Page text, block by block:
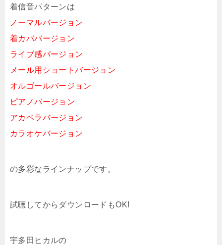
着信音パターンは
ノーマルバージョン
着カババージョン
ライブ感バージョン
メール用ショートバージョン
オルゴールバージョン
ピアノバージョン
アカペラバージョン
カラオケバージョン
の多彩なラインナップです。
試聴してからダウンロードもOK!
宇多田ヒカルの